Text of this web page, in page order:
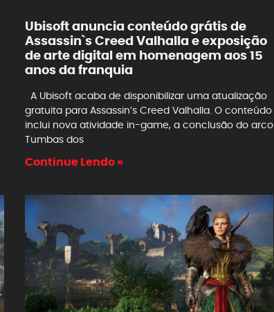
Ubisoft anuncia conteúdo grátis de
Assassin`s Creed Valhalla e exposição
de arte digital em homenagem aos 15
anos da franquia
A Ubisoft acaba de disponibilizar uma atualização
gratuita para Assassin’s Creed Valhalla. O conteúdo
inclui nova atividade in-game, a conclusão do arco
Tumbas dos
Continue Lendo »